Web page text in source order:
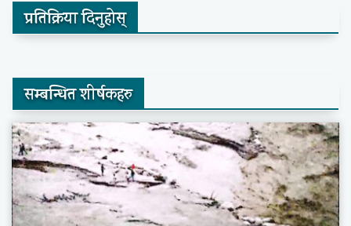
प्रतिक्रिया दिनुहोस्
सम्बन्धित शीर्षकहरु